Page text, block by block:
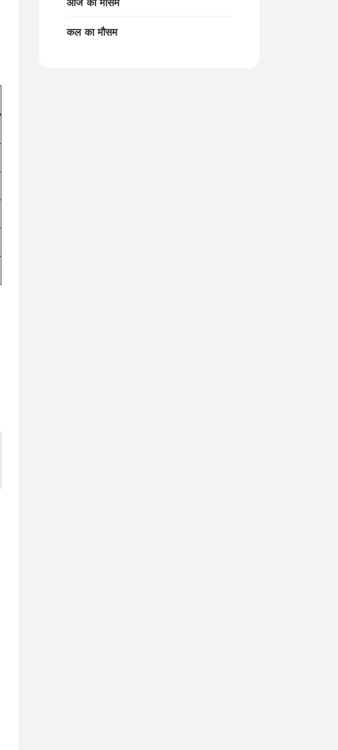
कल का मौसम